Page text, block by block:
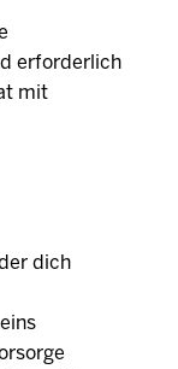
erforderlich
mit
dich